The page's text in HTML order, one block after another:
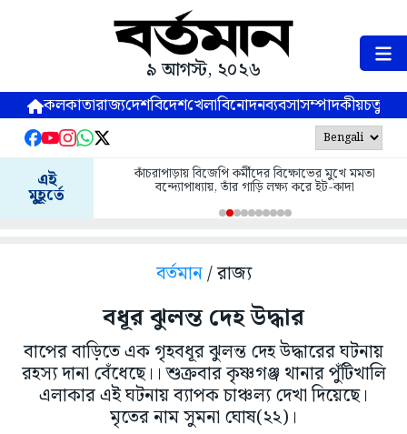
৯ আগস্ট, ২০২৬
কলকাতারাজ্যদেশবিদেশখেলাবিনোদনব্যবসাসম্পাদকীয়
এই
মুহূর্তে
কাঁচরাপাড়ায় বিজেপি কর্মীদের বিক্ষোভের মুখে মমতা
বন্দ্যোপাধ্যায়, তাঁর গাড়ি লক্ষ্য করে ইট-কাদা
বর্তমান/ রাজ্য
বধূর ঝুলন্ত দেহ উদ্ধার
বাপের বাড়িতে এক গৃহবধূর ঝুলন্ত দেহ উদ্ধারের ঘটনায়
রহস্য দানা বেঁধেছে।। শুক্রবার কৃষ্ণগঞ্জ থানার পুঁটিখালি
এলাকার এই ঘটনায় ব্যাপক চাঞ্চল্য দেখা দিয়েছে।
মৃতের নাম সুমনা ঘোষ(২২)।